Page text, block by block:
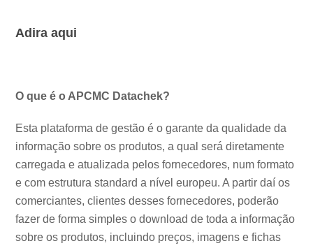
Adira aqui
O que é o APCMC Datachek?
Esta plataforma de gestão é o garante da qualidade da
informação sobre os produtos, a qual será diretamente
carregada e atualizada pelos fornecedores, num formato
e com estrutura standard a nível europeu. A partir daí os
comerciantes, clientes desses fornecedores, poderão
fazer de forma simples o download de toda a informação
sobre os produtos, incluindo preços, imagens e fichas